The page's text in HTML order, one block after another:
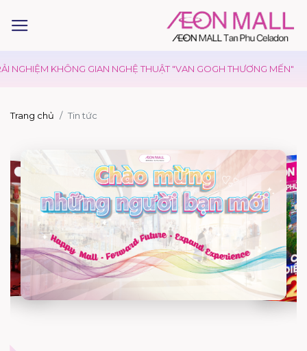
KHÔNG GIAN NGHỆ THUẬT "VAN GOGH THƯƠNG MẾN"
Trang chủ Tin tức